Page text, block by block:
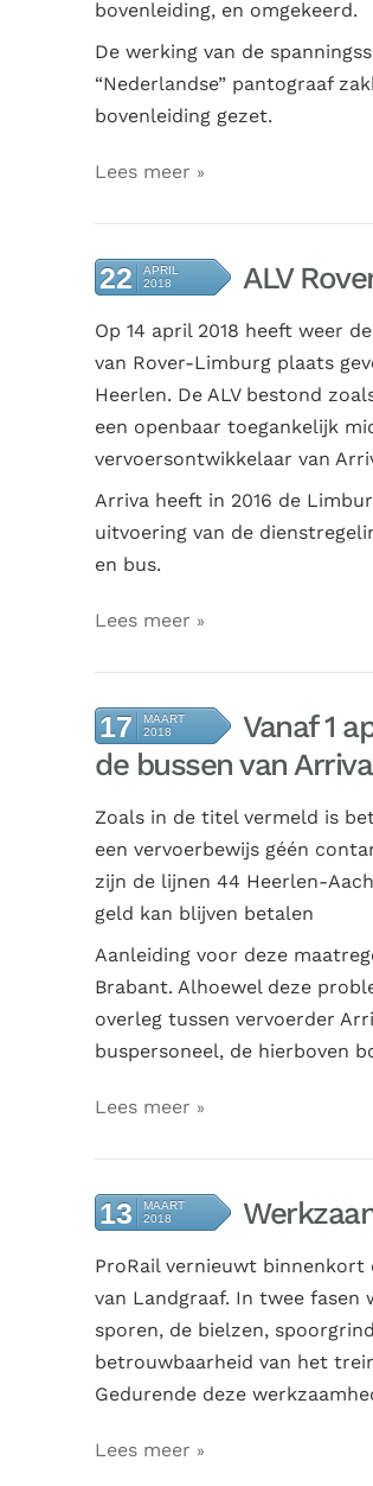
bovenleiding, en omgekeerd.
De werking van de
“Nederlandse” pantograaf
bovenleiding gezet.
Lees meer
22
APRIL
2018
ALV
Op 14 april 2018 heeft weer
van Rover-Limburg plaats
Heerlen. De ALV bestond
een openbaar toegankelijk
vervoersontwikkelaar van
Arriva heeft in 2016 de
uitvoering van de
en bus.
Lees meer
17
MAART
2018
Vanaf 1
de bussen van Arriva
Zoals in de titel vermeld is
een vervoerbewijs géén
zijn de lijnen 44 Heerlen-
geld kan blijven betalen
Aanleiding voor deze
Brabant. Alhoewel deze
overleg tussen vervoerder
buspersoneel, de hierboven
Lees meer
13
MAART
2018
ProRail vernieuwt
van Landgraaf. In twee
sporen, de bielzen,
betrouwbaarheid van het
Gedurende deze
Lees meer